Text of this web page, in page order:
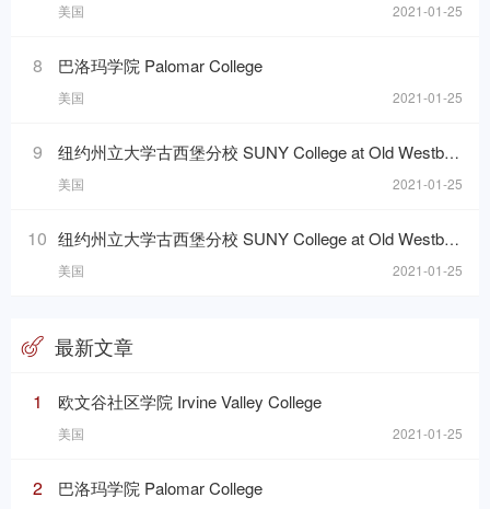
美国 2021-01-25
8 巴洛玛学院 Palomar College
美国 2021-01-25
9 纽约州立大学古西堡分校 SUNY College at Old Westbury
美国 2021-01-25
10 纽约州立大学古西堡分校 SUNY College at Old Westbury
美国 2021-01-25
最新文章
1 欧文谷社区学院 Irvine Valley College
美国 2021-01-25
2 巴洛玛学院 Palomar College